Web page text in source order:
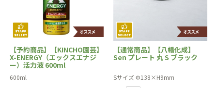
【予約商品】【KINCHO園芸】
X-ENERGY（エックスエナジ
ー）活力液 600ml
600ml
【通常商品】【八幡化成】
Sen プレート 丸 S ブラック
Sサイズ Φ138×H9mm